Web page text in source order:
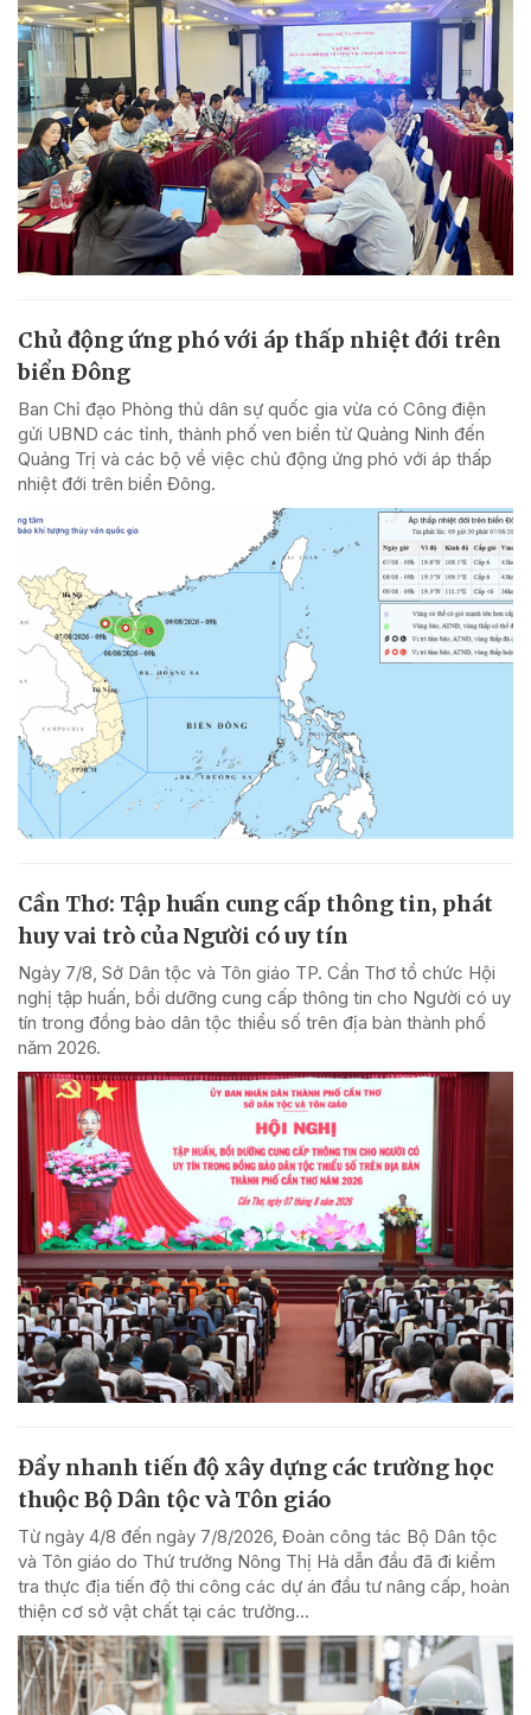
Chủ động ứng phó với áp thấp nhiệt đới trên
biển Đông
Ban Chỉ đạo Phòng thủ dân sự quốc gia vừa có Công điện
gửi UBND các tỉnh, thành phố ven biển từ Quảng Ninh đến
Quảng Trị và các bộ về việc chủ động ứng phó với áp thấp
nhiệt đới trên biển Đông.
Cần Thơ: Tập huấn cung cấp thông tin, phát
huy vai trò của Người có uy tín
Ngày 7/8, Sở Dân tộc và Tôn giáo TP. Cần Thơ tổ chức Hội
nghị tập huấn, bồi dưỡng cung cấp thông tin cho Người có uy
tín trong đồng bào dân tộc thiểu số trên địa bàn thành phố
năm 2026.
Đẩy nhanh tiến độ xây dựng các trường học
thuộc Bộ Dân tộc và Tôn giáo
Từ ngày 4/8 đến ngày 7/8/2026, Đoàn công tác Bộ Dân tộc
và Tôn giáo do Thứ trưởng Nông Thị Hà dẫn đầu đã đi kiểm
tra thực địa tiến độ thi công các dự án đầu tư nâng cấp, hoàn
thiện cơ sở vật chất tại các trường...